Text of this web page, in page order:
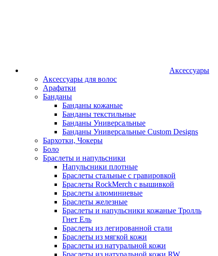
Аксессуары
Аксессуары для волос
Арафатки
Банданы
Банданы кожаные
Банданы текстильные
Банданы Универсальные
Банданы Универсальные Custom Designs
Бархотки, Чокеры
Боло
Браслеты и напульсники
Напульсники плотные
Браслеты стальные с гравировкой
Браслеты RockMerch с вышивкой
Браслеты алюминиевые
Браслеты железные
Браслеты и напульсники кожаные Тролль
Гнет Ель
Браслеты из легированной стали
Браслеты из мягкой кожи
Браслеты из натуральной кожи
Браслеты из натуральной кожи RW